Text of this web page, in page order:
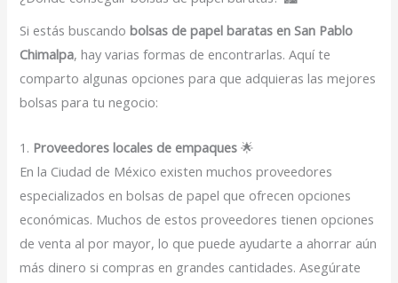
Si estás buscandobolsas de papel baratas en San Pablo
Chimalpa, hay varias formas de encontrarlas. Aquí te
comparto algunas opciones para que adquieras las mejores
bolsas para tu negocio:
1. Proveedores locales de empaques 🌟
En la Ciudad de México existen muchos proveedores
especializados en bolsas de papel que ofrecen opciones
económicas. Muchos de estos proveedores tienen opciones
de venta al por mayor, lo que puede ayudarte a ahorrar aún
más dinero si compras en grandes cantidades. Asegúrate